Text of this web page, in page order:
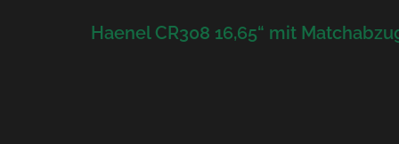
Haenel CR308 16,65“ mit